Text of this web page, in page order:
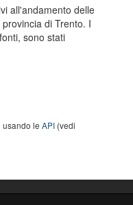
all'andamento delle
di Trento. I
sono stati
usando le API (vedi